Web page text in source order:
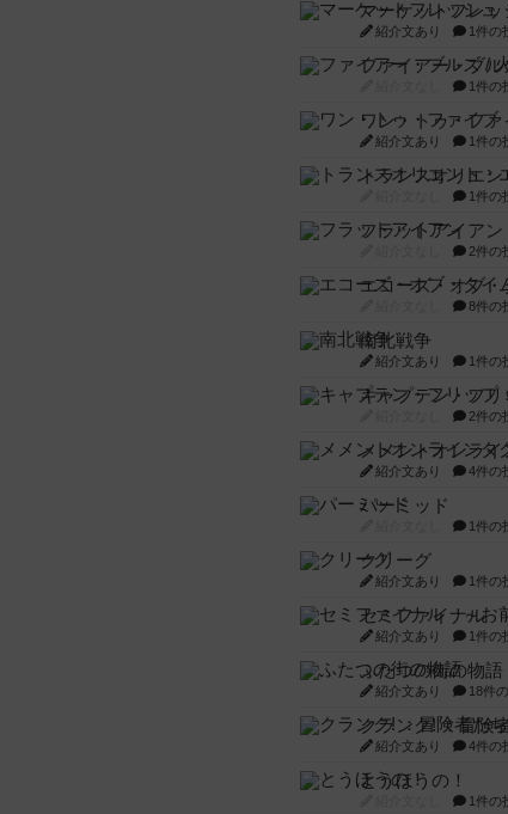
マーケットフレッ
紹介文あり 1件の
1件の
ワン・トゥ・ファ
紹介文あり 1件の
1件の
フラットアイアン
2件の
エコーズ・オブ・
8件の
南北戦争
紹介文あり 1件の
2件の
紹介文あり 4件の
パーミッド
1件の
クリーグ
紹介文あり 1件の
紹介文あり 1件の
ふたつの街の物語
紹介文あり 18件
紹介文あり 4件の
とうほうの！
1件の